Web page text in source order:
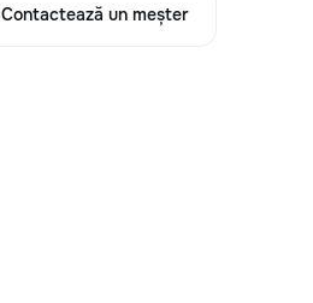
Contactează un meșter